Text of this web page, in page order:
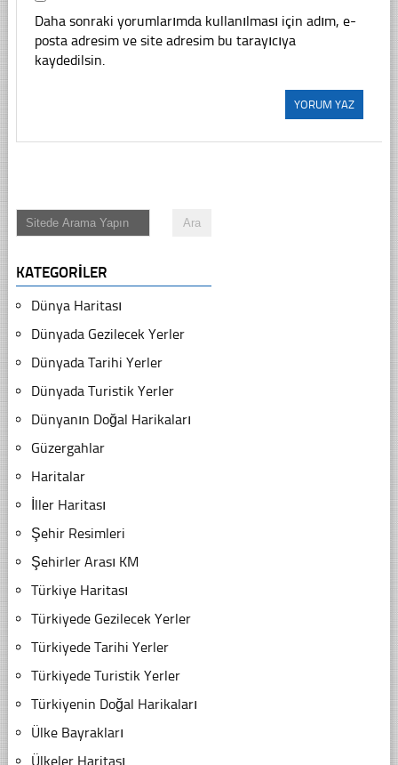
Daha sonraki yorumlarımda kullanılması için adım, e-
posta adresim ve site adresim bu tarayıcıya
kaydedilsin.
KATEGORILER
Dünya Haritası
Dünyada Gezilecek Yerler
Dünyada Tarihi Yerler
Dünyada Turistik Yerler
Dünyanın Doğal Harikaları
Güzergahlar
Haritalar
İller Haritası
Şehir Resimleri
Şehirler Arası KM
Türkiye Haritası
Türkiyede Gezilecek Yerler
Türkiyede Tarihi Yerler
Türkiyede Turistik Yerler
Türkiyenin Doğal Harikaları
Ülke Bayrakları
Ülkeler Haritası